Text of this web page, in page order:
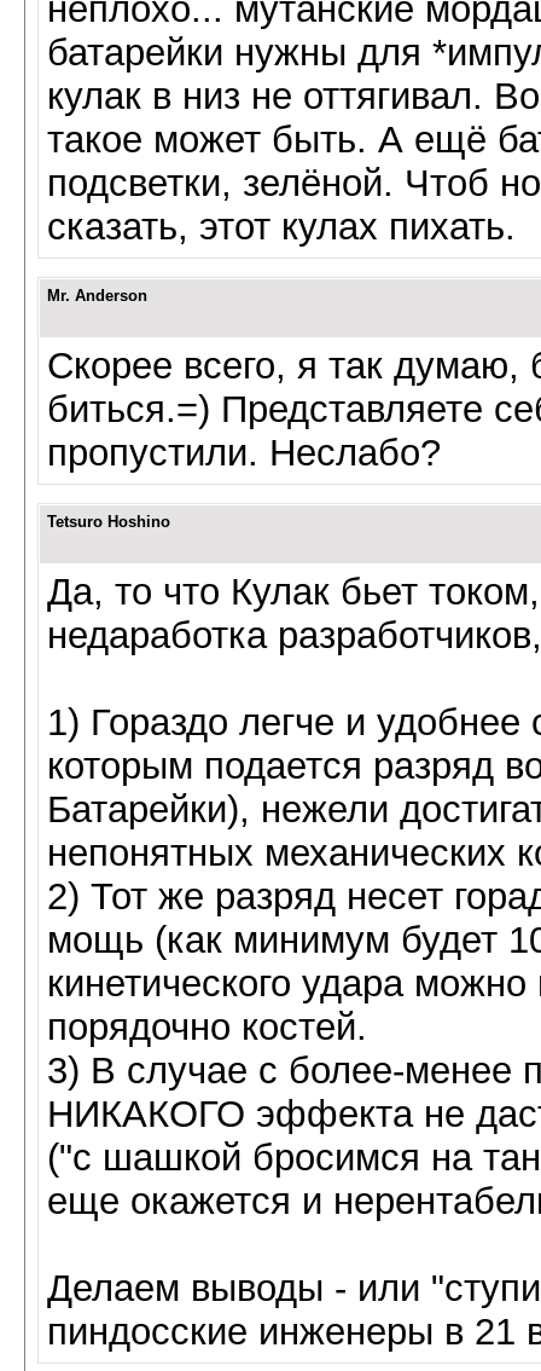
неплохо... мутанские
батарейки нужны для
кулак в низ не оттягивал.
такое может быть. А ещё
подсветки, зелёной. Чтоб
сказать, этот кулах пихать.
Mr. Anderson
Скорее всего, я так думаю,
биться.=) Представляете
пропустили. Неслабо?
Tetsuro Hoshino
Да, то что Кулак бьет
недаработка
1) Гораздо легче и
которым подается разряд
Батарейки), нежели
непонятных механических
2) Тот же разряд несет
мощь (как минимум будет
кинетического удара
порядочно костей.
3) В случае с более-менее
НИКАКОГО эффекта не
("с шашкой бросимся на
еще окажется и
Делаем выводы - или
пиндосские инженеры в 21